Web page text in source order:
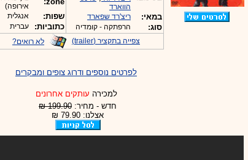
הווארד
במאי: ריצ'רד שפארד
סוג: הרפתקה - קומדיה
אירופה)
שפות: אנגלית
כתוביות:
עברית
צפייה בתקציר (trailer)
לא רואים?
לפרטים נוספים ודרוג צופים ומבקרים
למכירה עותקים אחרונים
חדש - מחיר: 199.90 ₪
אצלנו: 79.90 ₪